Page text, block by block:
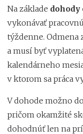
Na základe
vykonávať
týždenne. Odmena
a musí byť
kalendárneho
v ktorom sa práca
V dohode možno
pričom okamžité
dohodnúť len na